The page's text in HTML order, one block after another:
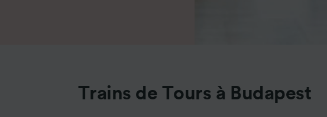
Trains de Tours à Budapest